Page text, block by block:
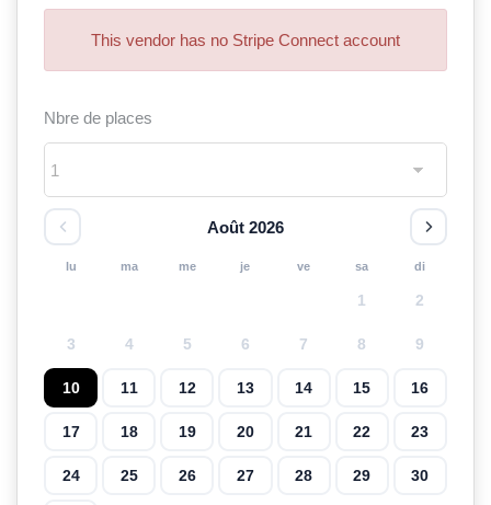
This vendor has no Stripe Connect account
Nbre de places
Août 2026
lu ma me je ve sa di
1 2
3 4 5 6 7 8 9
10 11 12 13 14 15 16
17 18 19 20 21 22 23
24 25 26 27 28 29 30